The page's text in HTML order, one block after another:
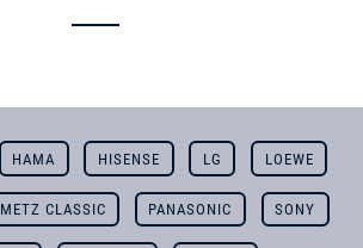
HAMA HISENSE LG LOEWE
METZ CLASSIC PANASONIC SONY